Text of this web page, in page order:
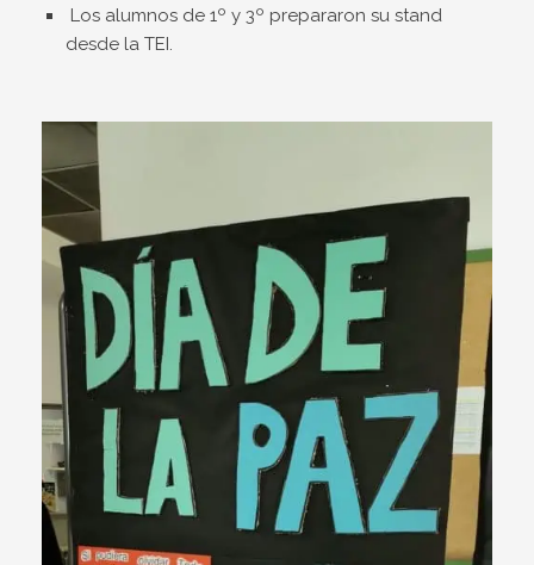
Los alumnos de 1º y 3º prepararon su stand
desde la TEI.